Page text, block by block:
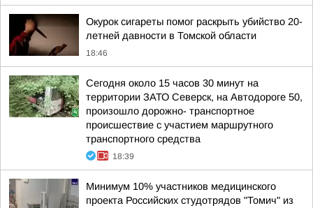
Окурок сигареты помог раскрыть убийство 20-
летней давности в Томской области
18:46
Сегодня около 15 часов 30 минут на
территории ЗАТО Северск, на Автодороге 50,
произошло дорожно- транспортное
происшествие с участием маршрутного
транспортного средства
18:39
Минимум 10% участников медицинского
проекта Российских студотрядов "Томич" из